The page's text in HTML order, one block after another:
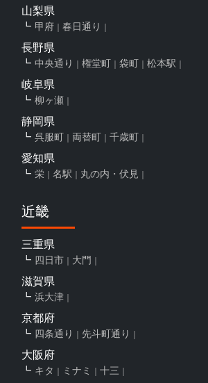
山梨県
甲府 春日通り
長野県
中央通り 権堂町 袋町 松本駅
岐阜県
柳ヶ瀬
静岡県
呉服町 両替町 千歳町
愛知県
栄 名駅 丸の内・伏見
近畿
三重県
四日市 大門
滋賀県
浜大津
京都府
四条通り 先斗町通り
大阪府
キタ ミナミ 十三